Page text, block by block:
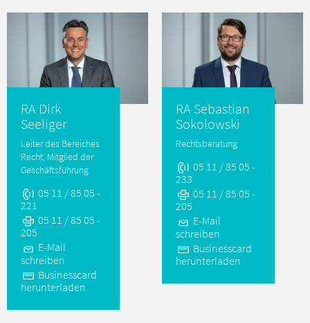
RA Dirk
Seeliger
Leiter des Bereiches
Recht, Mitglied der
Geschäftsführung
05 11 / 85 05 -
221
05 11 / 85 05 -
205
E-Mail
schreiben
Businesscard
herunterladen
RA Sebastian
Sokolowski
Rechtsberatung
05 11 / 85 05 -
233
05 11 / 85 05 -
205
E-Mail
schreiben
Businesscard
herunterladen